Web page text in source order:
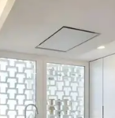
calidez y alma
para sesiones
cinematográficas. Esta